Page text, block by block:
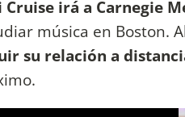
Cruise irá a Carnegie
música en Boston.
su relación a